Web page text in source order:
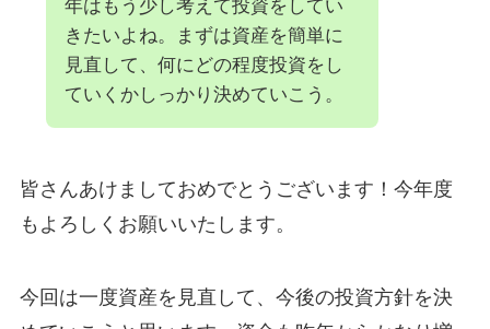
年はもう少し考えて投資をしてい
きたいよね。まずは資産を簡単に
見直して、何にどの程度投資をし
ていくかしっかり決めていこう。
皆さんあけましておめでとうございます！今年度
もよろしくお願いいたします。
今回は一度資産を見直して、今後の投資方針を決